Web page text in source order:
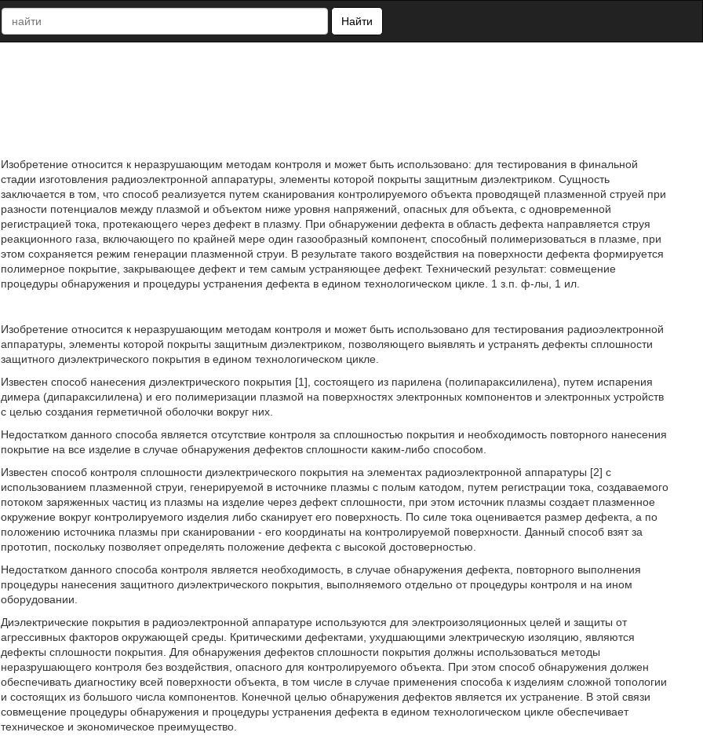
Найти
Изобретение относится к неразрушающим методам контроля и может быть использовано: для тестирования в финальной
стадии изготовления радиоэлектронной аппаратуры, элементы которой покрыты защитным диэлектриком. Сущность
заключается в том, что способ реализуется путем сканирования контролируемого объекта проводящей плазменной струей при
разности потенциалов между плазмой и объектом ниже уровня напряжений, опасных для объекта, с одновременной
регистрацией тока, протекающего через дефект в плазму. При обнаружении дефекта в область дефекта направляется струя
реакционного газа, включающего по крайней мере один газообразный компонент, способный полимеризоваться в плазме, при
этом сохраняется режим генерации плазменной струи. В результате такого воздействия на поверхности дефекта формируется
полимерное покрытие, закрывающее дефект и тем самым устраняющее дефект. Технический результат: совмещение
процедуры обнаружения и процедуры устранения дефекта в едином технологическом цикле. 1 з.п. ф-лы, 1 ил.
Изобретение относится к неразрушающим методам контроля и может быть использовано для тестирования радиоэлектронной
аппаратуры, элементы которой покрыты защитным диэлектриком, позволяющего выявлять и устранять дефекты сплошности
защитного диэлектрического покрытия в едином технологическом цикле.
Известен способ нанесения диэлектрического покрытия [1], состоящего из парилена (полипараксилилена), путем испарения
димера (дипараксилилена) и его полимеризации плазмой на поверхностях электронных компонентов и электронных устройств
с целью создания герметичной оболочки вокруг них.
Недостатком данного способа является отсутствие контроля за сплошностью покрытия и необходимость повторного нанесения
покрытие на все изделие в случае обнаружения дефектов сплошности каким-либо способом.
Известен способ контроля сплошности диэлектрического покрытия на элементах радиоэлектронной аппаратуры [2] с
использованием плазменной струи, генерируемой в источнике плазмы с полым катодом, путем регистрации тока, создаваемого
потоком заряженных частиц из плазмы на изделие через дефект сплошности, при этом источник плазмы создает плазменное
окружение вокруг контролируемого изделия либо сканирует его поверхность. По силе тока оценивается размер дефекта, а по
положению источника плазмы при сканировании - его координаты на контролируемой поверхности. Данный способ взят за
прототип, поскольку позволяет определять положение дефекта с высокой достоверностью.
Недостатком данного способа контроля является необходимость, в случае обнаружения дефекта, повторного выполнения
процедуры нанесения защитного диэлектрического покрытия, выполняемого отдельно от процедуры контроля и на ином
оборудовании.
Диэлектрические покрытия в радиоэлектронной аппаратуре используются для электроизоляционных целей и защиты от
агрессивных факторов окружающей среды. Критическими дефектами, ухудшающими электрическую изоляцию, являются
дефекты сплошности покрытия. Для обнаружения дефектов сплошности покрытия должны использоваться методы
неразрушающего контроля без воздействия, опасного для контролируемого объекта. При этом способ обнаружения должен
обеспечивать диагностику всей поверхности объекта, в том числе в случае применения способа к изделиям сложной топологии
и состоящих из большого числа компонентов. Конечной целью обнаружения дефектов является их устранение. В этой связи
совмещение процедуры обнаружения и процедуры устранения дефекта в едином технологическом цикле обеспечивает
техническое и экономическое преимущество.